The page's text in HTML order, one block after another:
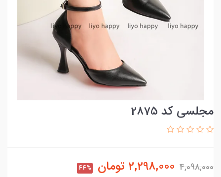
مجلسی کد 2875
4,098,000
2,298,000 تومان 44%